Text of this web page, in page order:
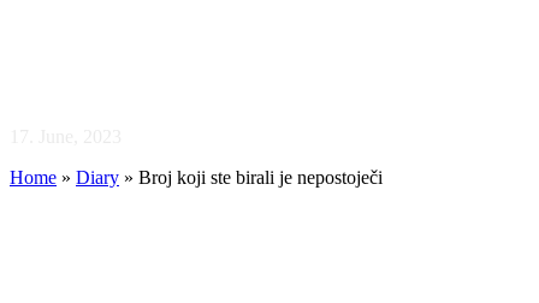
Home » Diary » Broj koji ste birali je nepostoječi